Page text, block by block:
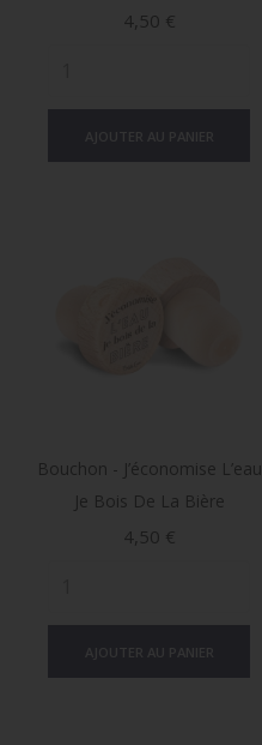
Prix
4,50 €
Bouchon - J’économise L’eau
Je Bois De La Bière
Prix
4,50 €